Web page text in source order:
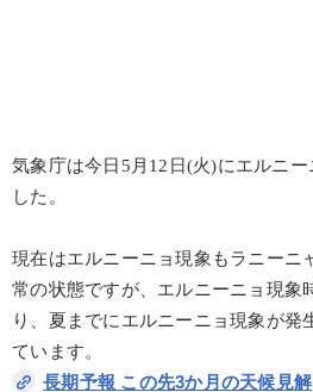
気象庁は今日5月12日(火)にエルニ
した。
現在はエルニーニョ現象もラニーニ
常の状態ですが、エルニーニョ現象
り、夏までにエルニーニョ現象が発
ています。
長期予報 この先3か月の天候見解